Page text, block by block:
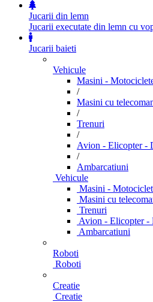
Jucarii din lemn
Jucarii executate din lemn cu
Jucarii baieti
Vehicule
Masini -
/
Masini cu
/
Trenuri
/
Avion - Elicopter -
/
Ambarcatiuni
Vehicule
Masini -
Masini cu
Trenuri
Avion - Elicopter -
Ambarcatiuni
Roboti
Roboti
Creatie
Creatie